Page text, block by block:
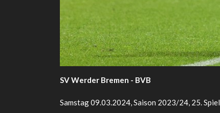
SV Werder Bremen - BVB
Samstag 09.03.2024, Saison 2023/24, 25.